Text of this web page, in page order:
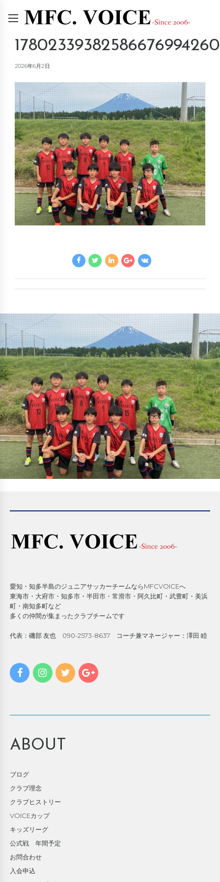
2026年6月2日
愛知・知多半島のジュニアサッカーチームならMFCVOICEへ
東海市・大府市・知多市・半田市・常滑市・阿久比町・武豊町・美浜
町・南知多町など
多くの仲間が集まったクラブチームです
代表：磯部 友也 090-2573-8637 コーチ兼マネージャー：澤田 睦
ABOUT
ブログ
クラブ理念
クラブヒストリー
VOICEカップ
キッズリーグ
公式戦 年間予定
お問合わせ
入会申込